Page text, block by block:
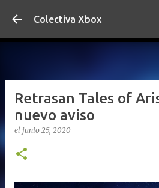
Ir al contenido
Colectiva Xbox
Retrasan Tales of
nuevo aviso
el junio 25, 2020